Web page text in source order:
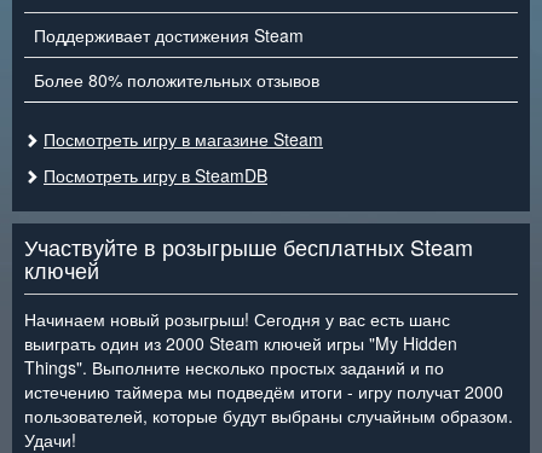
Поддерживает достижения Steam
Более 80% положительных отзывов
Посмотреть игру в магазине Steam
Посмотреть игру в SteamDB
Участвуйте в розыгрыше бесплатных Steam
ключей
Начинаем новый розыгрыш! Сегодня у вас есть шанс
выиграть один из 2000 Steam ключей игры "My Hidden
Things". Выполните несколько простых заданий и по
истечению таймера мы подведём итоги - игру получат 2000
пользователей, которые будут выбраны случайным образом.
Удачи!